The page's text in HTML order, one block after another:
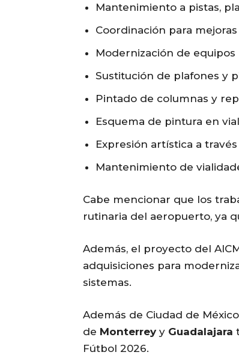
Mantenimiento a pistas,
Coordinación para
Modernización de equipos
Sustitución de plafones y
Pintado de columnas y
Esquema de pintura en
Expresión artística a
Mantenimiento de
Cabe mencionar que los
rutinaria del aeropuerto, ya
Además, el proyecto del
adquisiciones para
sistemas.
Además de Ciudad de
de Monterrey y Guadalajara
Fútbol 2026.